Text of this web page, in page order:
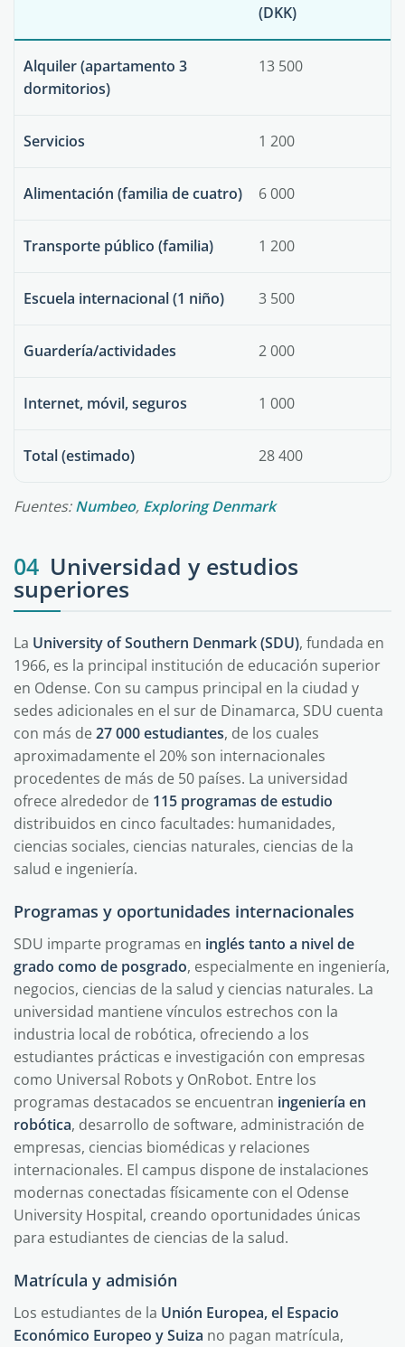
(DKK)
Alquiler (apartamento 3
dormitorios)
13 500
Servicios 1 200
Alimentación (familia de cuatro) 6 000
Transporte público (familia) 1 200
Escuela internacional (1 niño) 3 500
Guardería/actividades 2 000
Internet, móvil, seguros 1 000
Total (estimado) 28 400
Fuentes:Numbeo, Exploring Denmark
04 Universidad y estudios
superiores
La University of Southern Denmark (SDU), fundada en
1966, es la principal institución de educación superior
en Odense. Con su campus principal en la ciudad y
sedes adicionales en el sur de Dinamarca, SDU cuenta
con más de27 000 estudiantes, de los cuales
aproximadamente el 20% son internacionales
procedentes de más de 50 países. La universidad
ofrece alrededor de 115 programas de estudio
distribuidos en cinco facultades: humanidades,
ciencias sociales, ciencias naturales, ciencias de la
salud e ingeniería.
Programas y oportunidades internacionales
SDU imparte programas en inglés tanto a nivel de
grado como de posgrado, especialmente en ingeniería,
negocios, ciencias de la salud y ciencias naturales. La
universidad mantiene vínculos estrechos con la
industria local de robótica, ofreciendo a los
estudiantes prácticas e investigación con empresas
como Universal Robots y OnRobot. Entre los
programas destacados se encuentran ingeniería en
robótica, desarrollo de software, administración de
empresas, ciencias biomédicas y relaciones
internacionales. El campus dispone de instalaciones
modernas conectadas físicamente con el Odense
University Hospital, creando oportunidades únicas
para estudiantes de ciencias de la salud.
Matrícula y admisión
Los estudiantes de la Unión Europea, el Espacio
Económico Europeo y Suiza no pagan matrícula,